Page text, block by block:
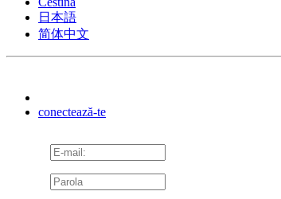
日本語
简体中文
conectează-te